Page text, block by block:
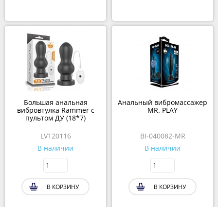
Большая анальная
вибровтулка Rammer с
пультом ДУ (18*7)
LV120116
В наличии
В КОРЗИНУ
Анальный вибромассажер
MR. PLAY
BI-040082-MR
В наличии
В КОРЗИНУ